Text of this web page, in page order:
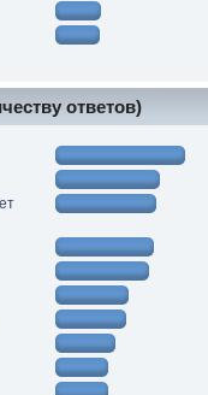
ответов)